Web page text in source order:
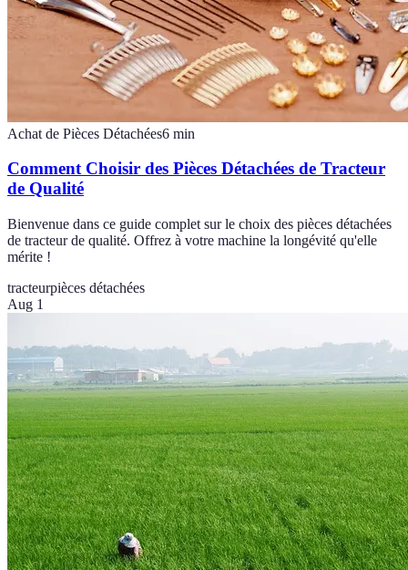
Achat de Pièces Détachées6 min
Comment Choisir des Pièces Détachées de Tracteur
de Qualité
Bienvenue dans ce guide complet sur le choix des pièces détachées
de tracteur de qualité. Offrez à votre machine la longévité qu'elle
mérite !
tracteurpièces détachées
Aug 1